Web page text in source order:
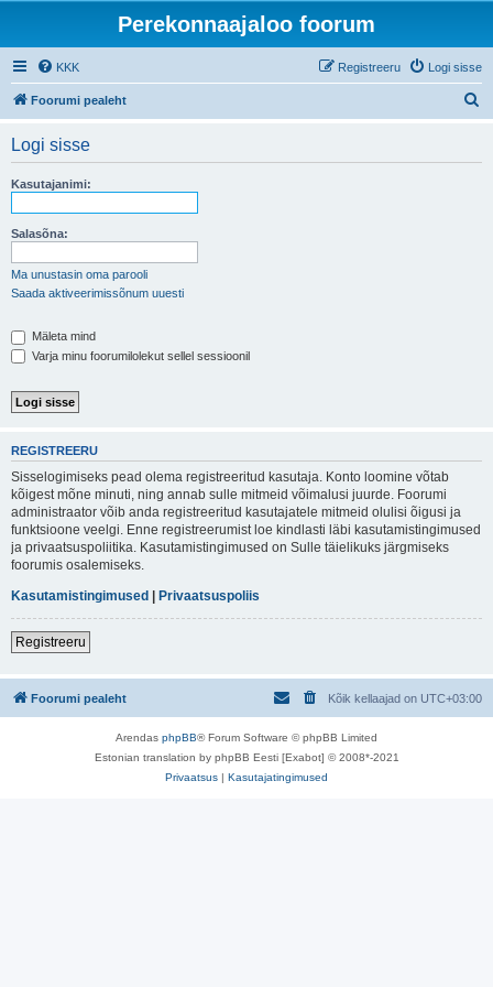
Perekonnaajaloo foorum
KKK Logi sisse
Registreeru
Foorumi pealeht
Logi sisse
Kasutajanimi:
Salasõna:
Ma unustasin oma parooli
Saada aktiveerimissõnum uuesti
Mäleta mind
Varja minu foorumilolekut sellel sessioonil
REGISTREERU
Sisselogimiseks pead olema registreeritud kasutaja. Konto loomine võtab
kõigest mõne minuti, ning annab sulle mitmeid võimalusi juurde. Foorumi
administraator võib anda registreeritud kasutajatele mitmeid olulisi õigusi ja
funktsioone veelgi. Enne registreerumist loe kindlasti läbi kasutamistingimused
ja privaatsuspoliitika. Kasutamistingimused on Sulle täielikuks järgmiseks
foorumis osalemiseks.
Kasutamistingimused | Privaatsuspoliis
Registreeru
Foorumi pealeht Kõik kellaajad on UTC+03:00
Arendas phpBB® Forum Software © phpBB Limited
Estonian translation by phpBB Eesti [Exabot] © 2008*-2021
Privaatsus | Kasutajatingimused